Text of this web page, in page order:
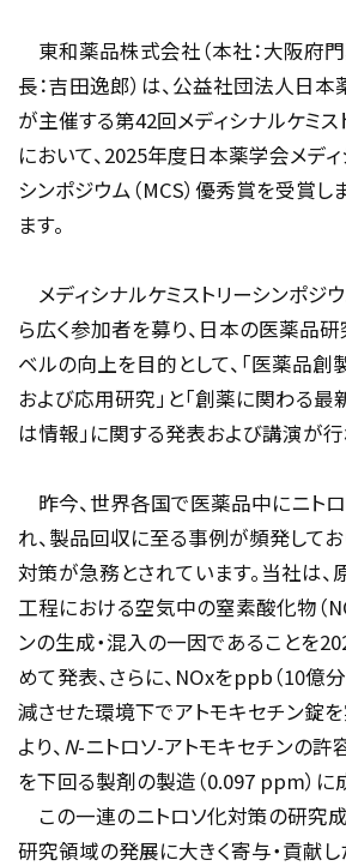
東和薬品株式会社（本社：大阪府
長：吉田逸郎）は、公益社団法人日
が主催する第42回メディシナルケミ
において、 2025年度日本薬学会メディ
シンポジウム（MCS）優秀賞を受賞し
ます。
メディシナルケミストリーシンポジ
ら広く参加者を募り、日本の医薬品
ベルの向上を目的として、「医薬品
および応用研究」と「創薬に関わる
は情報」に関する発表および講演が行
昨今、世界各国で医薬品中にニト
れ、製品回収に至る事例が頻発して
対策が急務とされています。当社は
工程における空気中の窒素酸化物（
ンの生成・混入の一因であることを
めて発表、さらに、 NOxをppb（10億
減させた環境下でアトモキセチン錠
より、 N-ニトロソ-アトモキセチンの許
を下回る製剤の製造（0.097 ppm）に
この一連のニトロソ化対策の研究
研究領域の発展に大きく寄与・貢献